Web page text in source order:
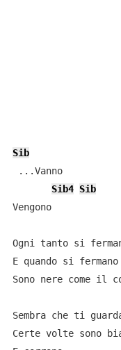
Sib
...Vanno
Sib4 Sib
Vengono
Ogni tanto si
E quando si
Sono nere come il
Sembra che ti
Certe volte sono